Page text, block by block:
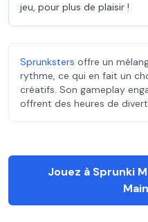
jeu, pour plus de plaisir !
Sprunksters offre un
rythme, ce qui en fait un
créatifs. Son gameplay
offrent des heures de
Jouez à Sprunki